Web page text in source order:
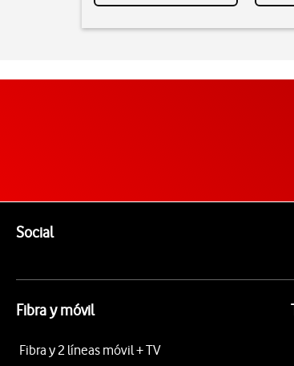
SocialEnlaces a las redes sociales de
Fibra y móvil
Fibra y 2 líneas móvil + TV